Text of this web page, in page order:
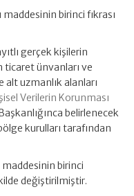
birinci fıkrası
gerçek kişilerin
ticaret ünvanları ve
uzmanlık alanları
Verilerin Korunması
belirlenecek
kurulları tarafından
birinci
değiştirilmiştir.